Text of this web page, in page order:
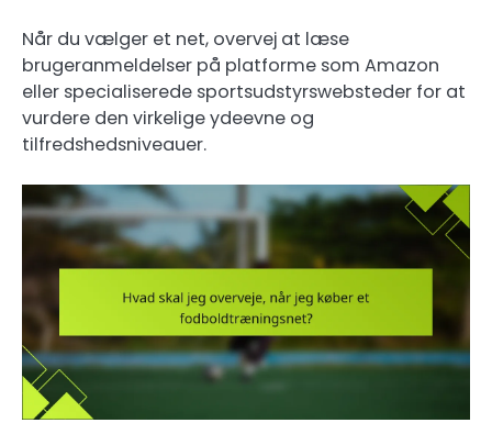
Når du vælger et net, overvej at læse
brugeranmeldelser på platforme som Amazon
eller specialiserede sportsudstyrswebsteder for at
vurdere den virkelige ydeevne og
tilfredshedsniveauer.